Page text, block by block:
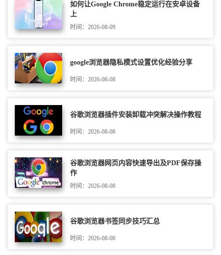
如何让Google Chrome稳定运行在安卓设备
上
时间：2026-08-09
google浏览器隐私模式设置优化经验分享
时间：2026-08-08
谷歌浏览器插件安装卸载冲突解决操作教程
时间：2026-08-08
谷歌浏览器网页内容快速导出及PDF保存操
作
时间：2026-08-08
谷歌浏览器书签同步技巧汇总
时间：2026-08-08